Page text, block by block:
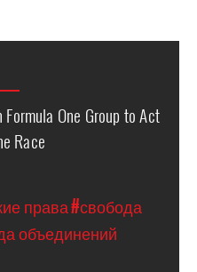
One Group to Act
Race
права#свобода
объединений